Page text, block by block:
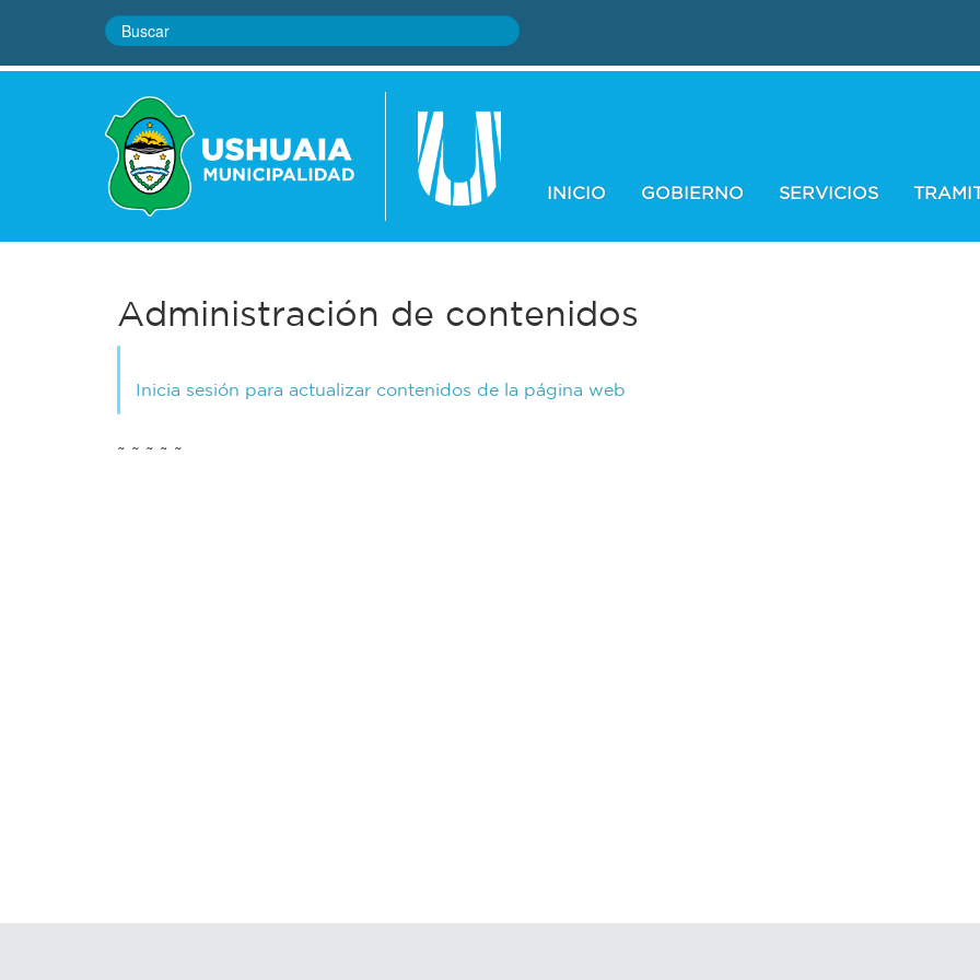
INICIO GOBIERNO SERVICIOS
Administración de contenidos
Inicia sesión para actualizar contenidos de la página web
~ ~ ~ ~ ~